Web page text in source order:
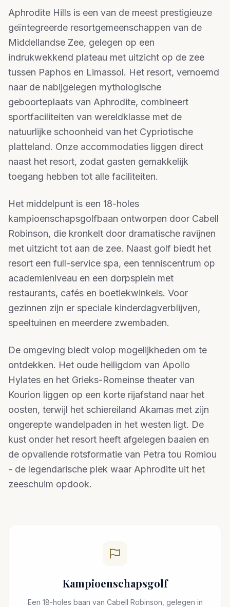
Aphrodite Hills is een van de meest prestigieuze
geïntegreerde resortgemeenschappen van de
Middellandse Zee, gelegen op een
indrukwekkend plateau met uitzicht op de zee
tussen Paphos en Limassol. Het resort, vernoemd
naar de nabijgelegen mythologische
geboorteplaats van Aphrodite, combineert
sportfaciliteiten van wereldklasse met de
natuurlijke schoonheid van het Cypriotische
platteland. Onze accommodaties liggen direct
naast het resort, zodat gasten gemakkelijk
toegang hebben tot alle faciliteiten.
Het middelpunt is een 18-holes
kampioenschapsgolfbaan ontworpen door Cabell
Robinson, die kronkelt door dramatische ravijnen
met uitzicht tot aan de zee. Naast golf biedt het
resort een full-service spa, een tenniscentrum op
academieniveau en een dorpsplein met
restaurants, cafés en boetiekwinkels. Voor
gezinnen zijn er speciale kinderdagverblijven,
speeltuinen en meerdere zwembaden.
De omgeving biedt volop mogelijkheden om te
ontdekken. Het oude heiligdom van Apollo
Hylates en het Grieks-Romeinse theater van
Kourion liggen op een korte rijafstand naar het
oosten, terwijl het schiereiland Akamas met zijn
ongerepte wandelpaden in het westen ligt. De
kust onder het resort heeft afgelegen baaien en
de opvallende rotsformatie van Petra tou Romiou
- de legendarische plek waar Aphrodite uit het
zeeschuim opdook.
Kampioenschapsgolf
Een 18-holes baan van Cabell Robinson, gelegen in